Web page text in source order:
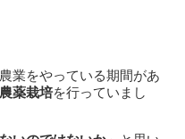
業をやっている期間があ
薬栽培を行っていまし